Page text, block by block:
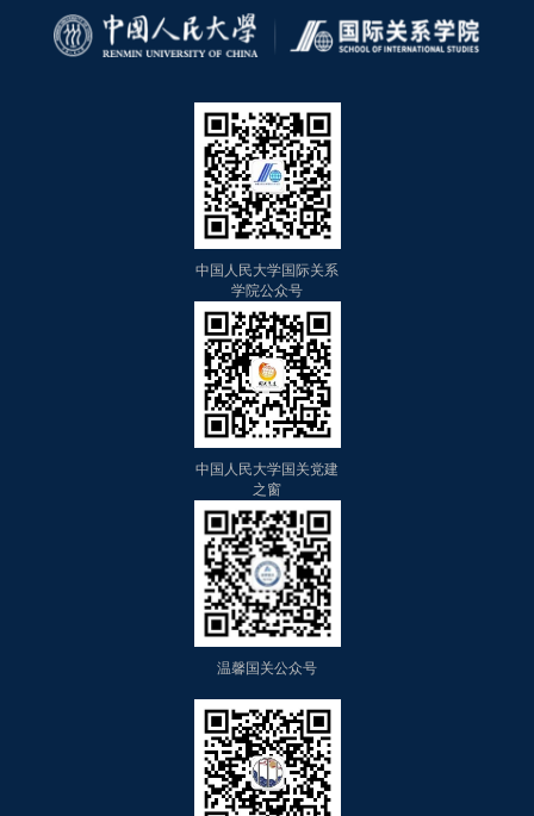
中国人民大学国际关系
学院公众号
中国人民大学国关党建
之窗
温馨国关公众号